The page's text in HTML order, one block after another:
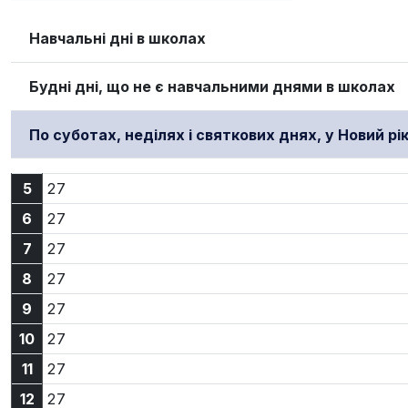
Навчальні дні в школах
Будні дні, що не є навчальними днями в школах
По суботах, неділях і святкових днях, у Новий
5 27
6
27
7
27
8
27
9
27
10
27
11
27
12
27